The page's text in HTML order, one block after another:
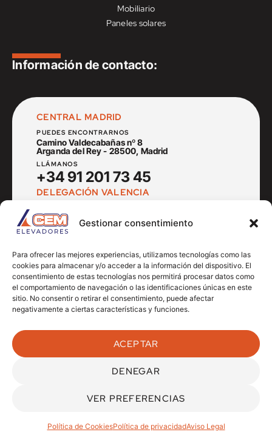
Gestionar consentimiento
Para ofrecer las mejores experiencias, utilizamos tecnologías como las
cookies para almacenar y/o acceder a la información del dispositivo. El
consentimiento de estas tecnologías nos permitirá procesar datos como
el comportamiento de navegación o las identificaciones únicas en este
sitio. No consentir o retirar el consentimiento, puede afectar
negativamente a ciertas características y funciones.
ACEPTAR
DENEGAR
VER PREFERENCIAS
Política de CookiesPolítica de privacidadAviso Legal
Mobiliario
Paneles solares
Información de contacto:
CENTRAL MADRID
PUEDES ENCONTRARNOS
Camino Valdecabañas nº 8
Arganda del Rey - 28500, Madrid
LLÁMANOS
+34 91 201 73 45
DELEGACIÓN VALENCIA
Av. del Cid nº 14
Museros - 46136, Valencia
+34 666 905 119
Síguenos en nuestras redes:
CEM Elevadores ©2026 Todos los derechos reservados.
Sitio web creado poreskuadra